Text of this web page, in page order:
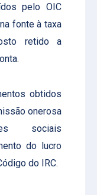
pelo OIC
fonte à taxa
retido a
obtidos
onerosa
sociais
do lucro
do IRC.